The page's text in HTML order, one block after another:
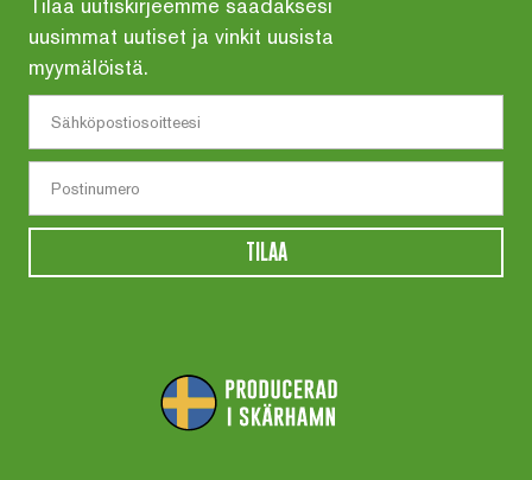
Tilaa uutiskirjeemme saadaksesi
uusimmat uutiset ja vinkit uusista
myymälöistä.
TILAA